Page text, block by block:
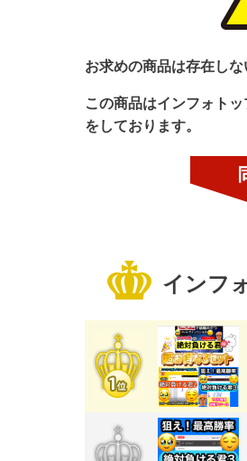
お求めの商品は存在し
この商品はインフォト
をしております。
インフ